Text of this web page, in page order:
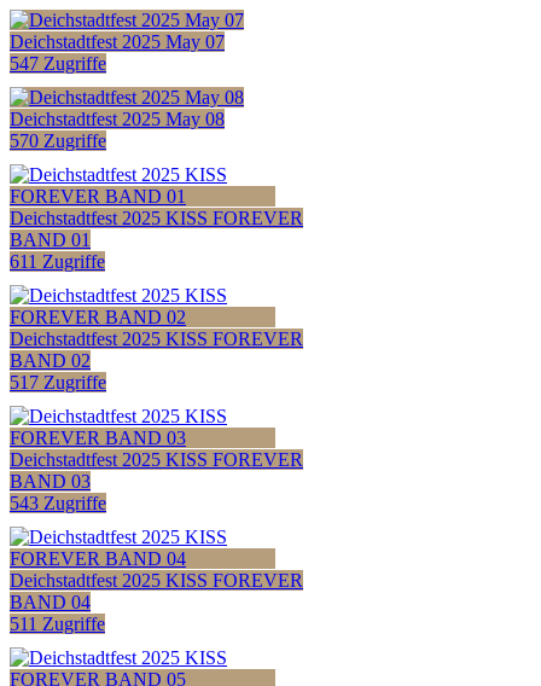
Deichstadtfest 2025 May 07
547 Zugriffe
Deichstadtfest 2025 May 08
570 Zugriffe
Deichstadtfest 2025 KISS FOREVER
BAND 01
611 Zugriffe
Deichstadtfest 2025 KISS FOREVER
BAND 02
517 Zugriffe
Deichstadtfest 2025 KISS FOREVER
BAND 03
543 Zugriffe
Deichstadtfest 2025 KISS FOREVER
BAND 04
511 Zugriffe